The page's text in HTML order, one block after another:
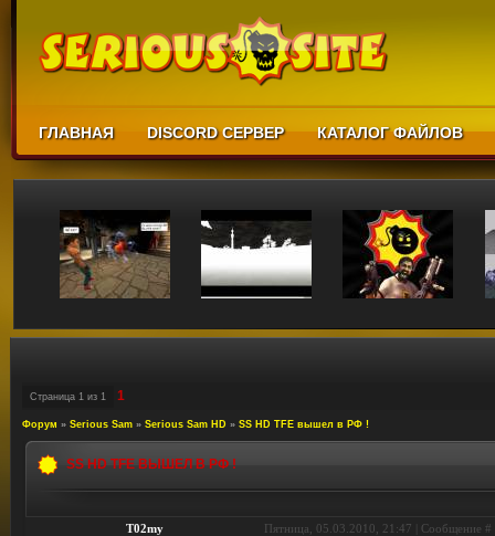
ГЛАВНАЯ DISCORD СЕРВЕР КАТАЛОГ ФАЙЛОВ
Страница 1 из 1 1
Форум » Serious Sam » Serious Sam HD » SS HD TFE вышел в РФ !
SS HD TFE ВЫШЕЛ В РФ !
T02my Пятница, 05.03.2010, 21:47 | Сообщение #